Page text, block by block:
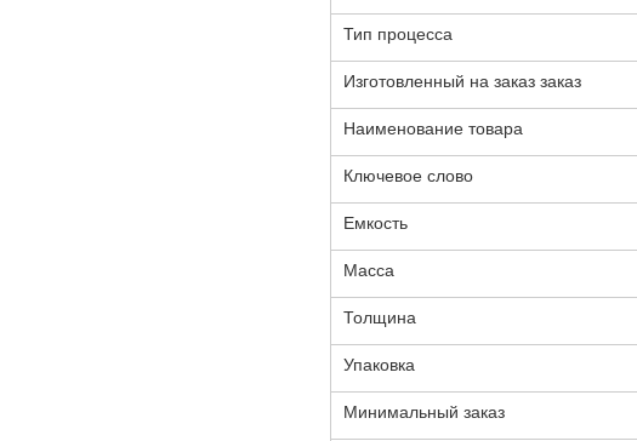
Тип процесса
Изготовленный на заказ заказ
Наименование товара
Ключевое слово
Емкость
Масса
Толщина
Упаковка
Минимальный заказ